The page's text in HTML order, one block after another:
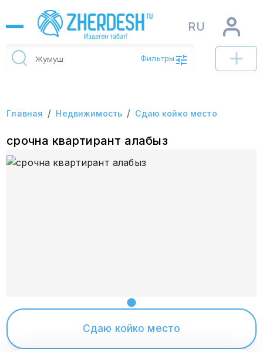
RU
Фильтры
Главная / Недвижимость / Сдаю койко место
срочна квартирант алабыз
Сдаю койко место